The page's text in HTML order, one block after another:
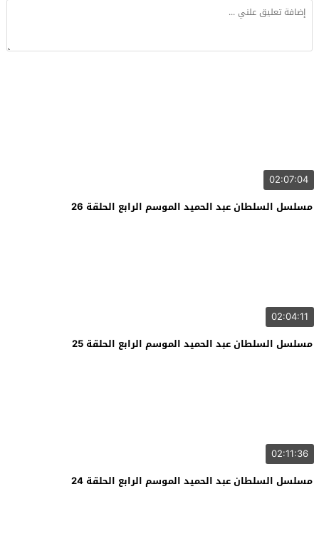
02:07:04
مسلسل السلطان عبد الحميد الموسم الرابع الحلقة 26
02:04:11
مسلسل السلطان عبد الحميد الموسم الرابع الحلقة 25
02:11:36
مسلسل السلطان عبد الحميد الموسم الرابع الحلقة 24